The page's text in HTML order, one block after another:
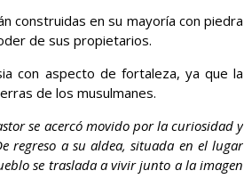
construidas en su mayoría con piedra
de sus propietarios.
con aspecto de fortaleza, ya que la
de los musulmanes.
se acercó movido por la curiosidad y
regreso a su aldea, situada en el lugar
se traslada a vivir junto a la imagen